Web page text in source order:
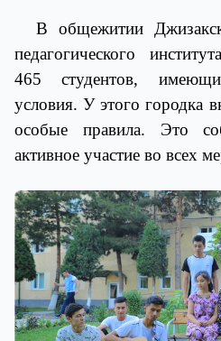
В общежитии
педагогического
465 студентов,
условия. У этого городка
особые правила. Это
активное участие во всех